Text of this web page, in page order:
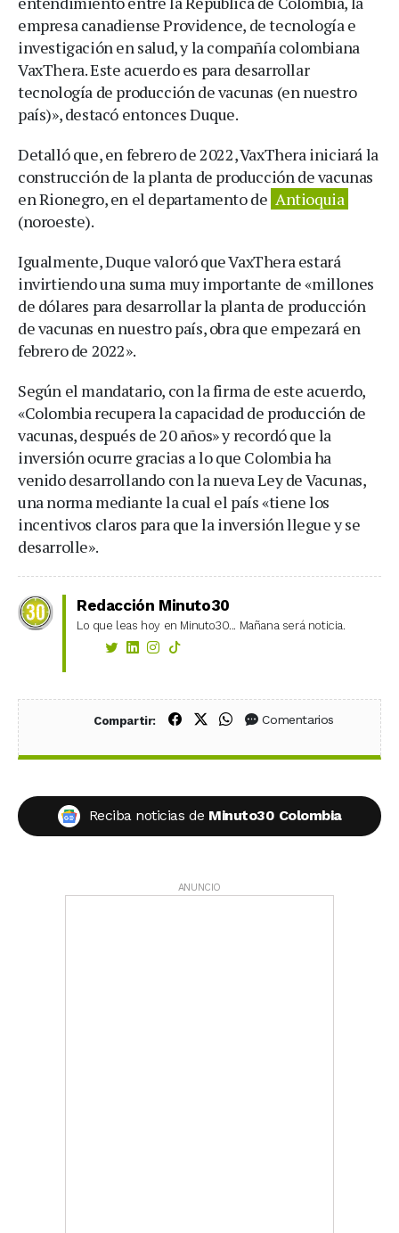
empresa canadiense Providence, de tecnología e
investigación en salud, y la compañía colombiana
VaxThera. Este acuerdo es para desarrollar
tecnología de producción de vacunas (en nuestro
país)», destacó entonces Duque.
Detalló que, en febrero de 2022, VaxThera iniciará la
construcción de la planta de producción de vacunas
en Rionegro, en el departamento de Antioquia
(noroeste).
Igualmente, Duque valoró que VaxThera estará
invirtiendo una suma muy importante de «millones
de dólares para desarrollar la planta de producción
de vacunas en nuestro país, obra que empezará en
febrero de 2022».
Según el mandatario, con la firma de este acuerdo,
«Colombia recupera la capacidad de producción de
vacunas, después de 20 años» y recordó que la
inversión ocurre gracias a lo que Colombia ha
venido desarrollando con la nueva Ley de Vacunas,
una norma mediante la cual el país «tiene los
incentivos claros para que la inversión llegue y se
desarrolle».
Redacción Minuto30
Lo que leas hoy en Minuto30... Mañana será noticia.
Compartir: Compartir en Facebook
Compartir en X (Twitter)
Compartir en WhatsApp
Comentarios
Reciba noticias de Minuto30 Colombia
ANUNCIO